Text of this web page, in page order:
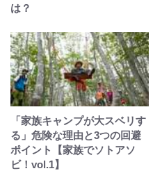
は？
「家族キャンプが大スベリす
る」危険な理由と3つの回避
ポイント【家族でソトアソ
ビ！vol.1】